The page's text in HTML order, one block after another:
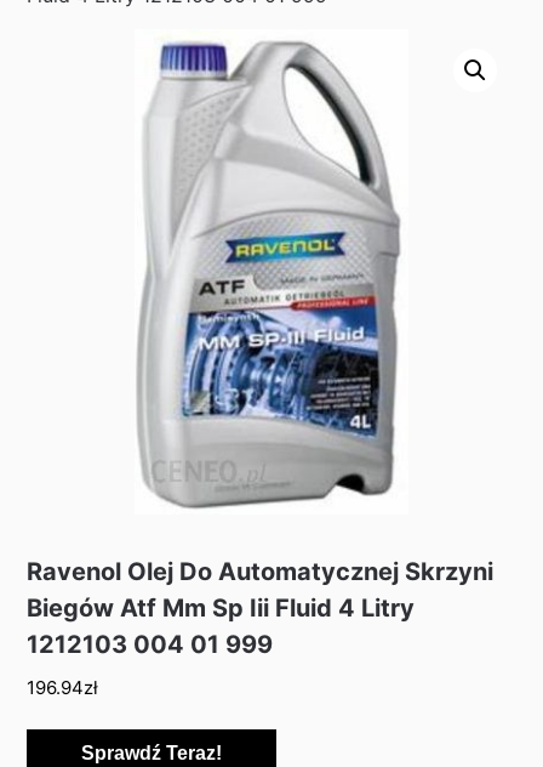
Ravenol Olej Do Automatycznej Skrzyni
Biegów Atf Mm Sp Iii Fluid 4 Litry
1212103 004 01 999
196.94zł
Sprawdź Teraz!